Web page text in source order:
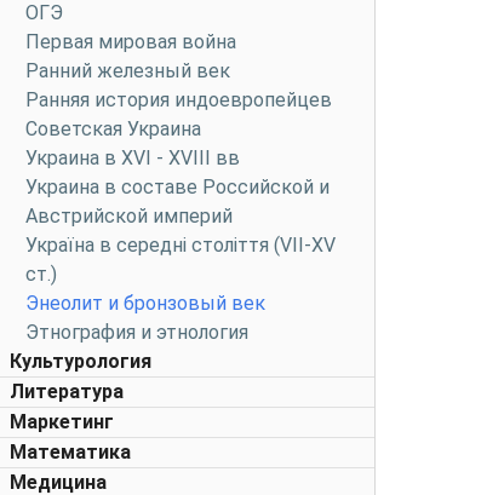
ОГЭ
Первая мировая война
Ранний железный век
Ранняя история индоевропейцев
Советская Украина
Украина в XVI - XVIII вв
Украина в составе Российской и
Австрийской империй
Україна в середні століття (VII-XV
ст.)
Энеолит и бронзовый век
Этнография и этнология
Культурология
Литература
Маркетинг
Математика
Медицина